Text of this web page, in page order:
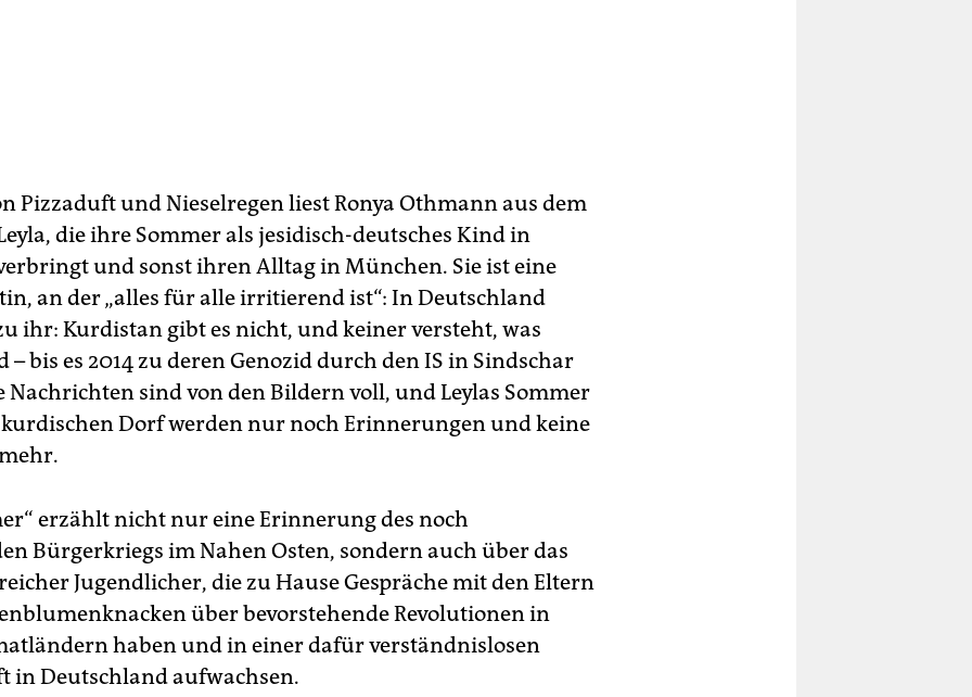
Pizzaduft und Nieselregen liest Ronya Othmann aus dem
die ihre Sommer als jesidisch-deutsches Kind in
und sonst ihren Alltag in München. Sie ist eine
an der „alles für alle irritierend ist“: In Deutschland
ihr: Kurdistan gibt es nicht, und keiner versteht, was
– bis es 2014 zu deren Genozid durch den IS in Sindschar
Nachrichten sind von den Bildern voll, und Leylas Sommer
Dorf werden nur noch Erinnerungen und keine
erzählt nicht nur eine Erinnerung des noch
Bürgerkriegs im Nahen Osten, sondern auch über das
Jugendlicher, die zu Hause Gespräche mit den Eltern
über bevorstehende Revolutionen in
haben und in einer dafür verständnislosen
in Deutschland aufwachsen.